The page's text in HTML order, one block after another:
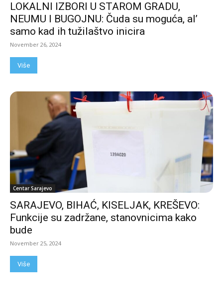
LOKALNI IZBORI U STAROM GRADU,
NEUMU I BUGOJNU: Čuda su moguća, al’
samo kad ih tužilaštvo inicira
November 26, 2024
Više
Centar Sarajevo
SARAJEVO, BIHAĆ, KISELJAK, KREŠEVO:
Funkcije su zadržane, stanovnicima kako
bude
November 25, 2024
Više